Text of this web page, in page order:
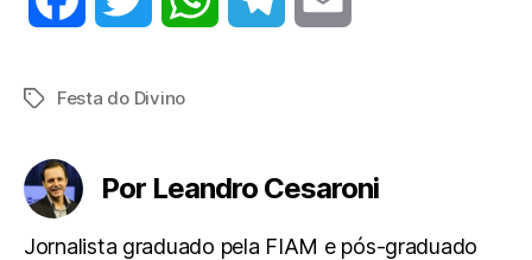
TagsFesta do Divino
Por Leandro Cesaroni
Jornalista graduado pela FIAM e pós-graduado